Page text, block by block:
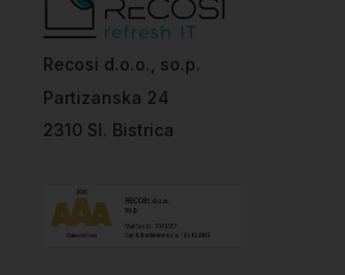
Recosi d.o.o., so.p.
Partizanska 24
2310 Sl. Bistrica